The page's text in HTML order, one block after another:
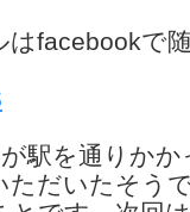
facebookで
駅を通りか
だいたそう